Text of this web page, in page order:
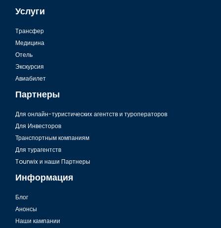
Услуги
Tрансфер
Медицина
Отель
Экскурсия
Авиабилет
Партнеры
Для онлайн-туристических агентств и туроператоров
Для Инвесторов
Транспортным компаниям
Для турагентств
Tourwix и наши Партнеры
Информация
Блог
Анонсы
Наши кампании